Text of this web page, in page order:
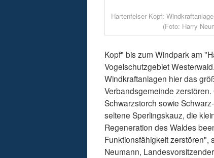
Hartenfelser Kopf:
(Foto: Harry
Kopf" bis zum Windpark am
Vogelschutzgebiet
Windkraftanlagen hier das
Verbandsgemeinde
Schwarzstorch sowie
seltene Sperlingskauz, die
Regeneration des Waldes
Funktionsfähigkeit zerstören",
Neumann,